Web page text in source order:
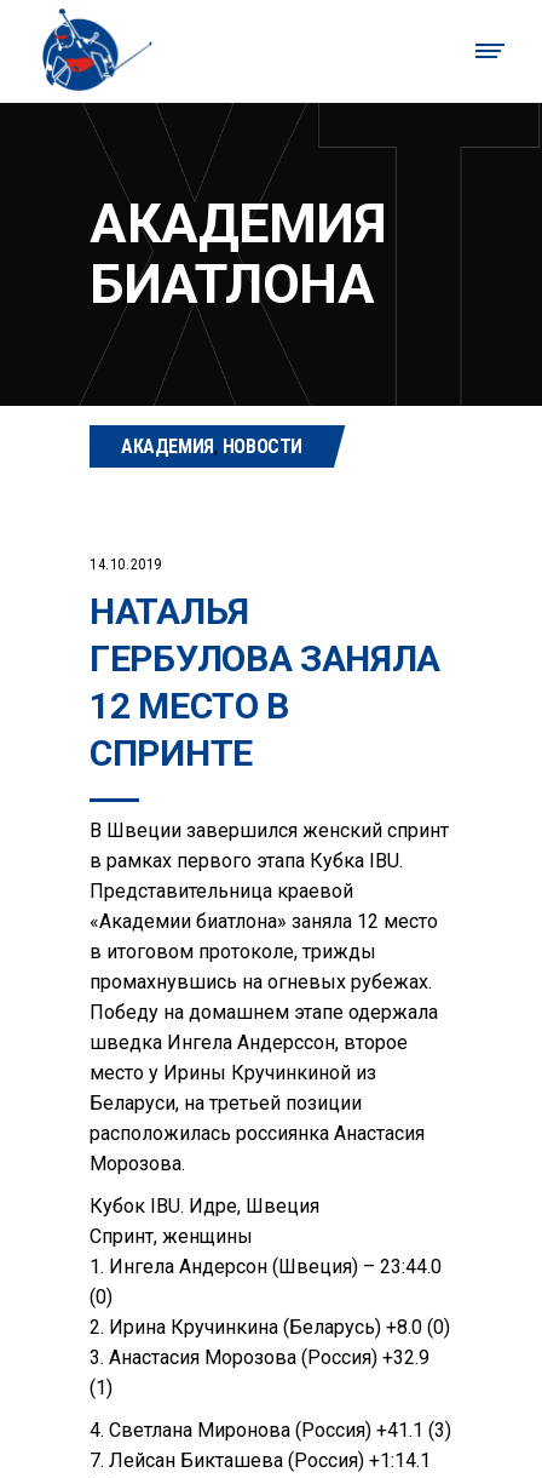
АКАДЕМИЯ
БИАТЛОНА
АКАДЕМИЯ, НОВОСТИ
14.10.2019
НАТАЛЬЯ
ГЕРБУЛОВА ЗАНЯЛА
12 МЕСТО В
СПРИНТЕ
В Швеции завершился женский спринт
в рамках первого этапа Кубка IBU.
Представительница краевой
«Академии биатлона» заняла 12 место
в итоговом протоколе, трижды
промахнувшись на огневых рубежах.
Победу на домашнем этапе одержала
шведка Ингела Андерссон, второе
место у Ирины Кручинкиной из
Беларуси, на третьей позиции
расположилась россиянка Анастасия
Морозова.
Кубок IBU. Идре, Швеция
Спринт, женщины
1. Ингела Андерсон (Швеция) – 23:44.0
(0)
2. Ирина Кручинкина (Беларусь) +8.0 (0)
3. Анастасия Морозова (Россия) +32.9
(1)
4. Светлана Миронова (Россия) +41.1 (3)
7. Лейсан Бикташева (Россия) +1:14.1